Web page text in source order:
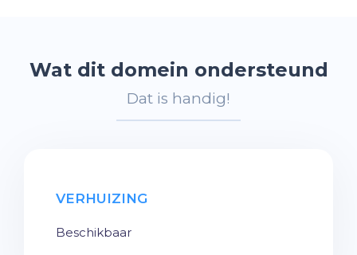
Wat dit domein ondersteund
Dat is handig!
VERHUIZING
Beschikbaar